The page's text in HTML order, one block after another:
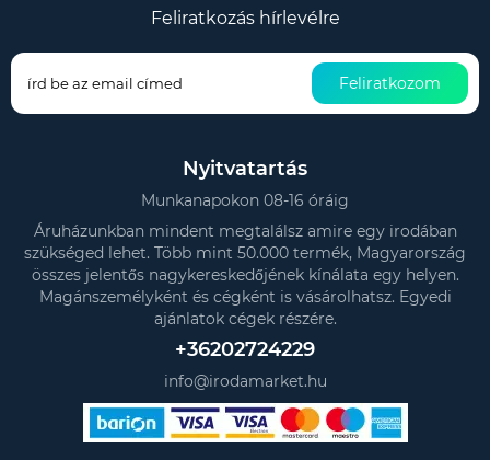
Feliratkozás hírlevélre
Feliratkozom
Nyitvatartás
Munkanapokon 08-16 óráig
Áruházunkban mindent megtalálsz amire egy irodában
szükséged lehet. Több mint 50.000 termék, Magyarország
összes jelentős nagykereskedőjének kínálata egy helyen.
Magánszemélyként és cégként is vásárolhatsz. Egyedi
ajánlatok cégek részére.
+36202724229
info@irodamarket.hu